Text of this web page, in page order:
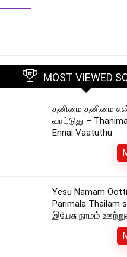
MOST VIEWED
தனிமை தனிமை
வாட்டுது –
Ennai Vaatuthu
Yesu Namam
Parimala Thailam
இயேசு நாமம்